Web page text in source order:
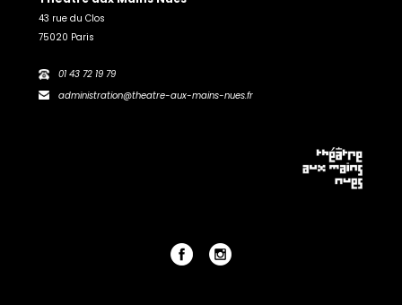
43 rue du Clos
75020 Paris
01 43 72 19 79
administration@theatre-aux-mains-nues.fr